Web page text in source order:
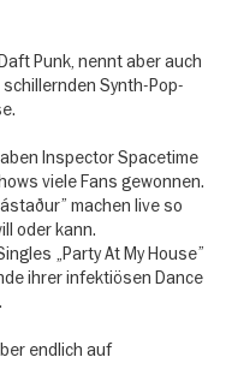
Punk, nennt aber auch
schillernden Synth-Pop-
Inspector Spacetime
viele Fans gewonnen.
machen live so
oder kann.
„Party At My House”
ihrer infektiösen Dance
endlich auf